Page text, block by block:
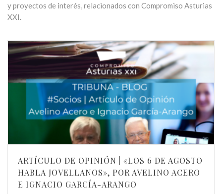
y proyectos de interés, relacionados con Compromiso Asturias
XXI.
ARTÍCULO DE OPINIÓN | «LOS 6 DE AGOSTO
HABLA JOVELLANOS», POR AVELINO ACERO
E IGNACIO GARCÍA-ARANGO